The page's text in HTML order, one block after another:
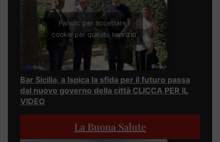
Fai clic per accettare i
cookie per questo servizio
Bar Sicilia, a Ispica la sfida per il futuro passa
dal nuovo governo della città CLICCA PER IL
VIDEO
La Buona Salute